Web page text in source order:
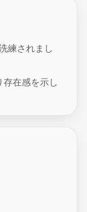
練されまし
在感を示し